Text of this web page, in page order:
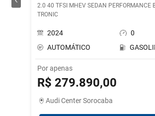
2.0 40 TFSI MHEV SEDAN PERFORMANCE
TRONIC
2024
0
AUTOMÁTICO
Por apenas
R$ 279.890,00
Audi Center Sorocaba